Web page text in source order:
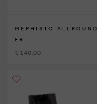
MEPHISTO ALLROUND
ER
€ 140,00